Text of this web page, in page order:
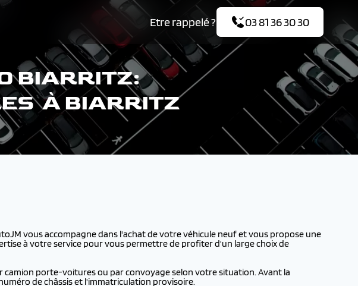
Etre rappelé ? 03 81 36 30 30
BIARRITZ:
À BIARRITZ
vous accompagne dans l'achat de votre véhicule neuf et vous propose une
à votre service pour vous permettre de profiter d'un large choix de
camion porte-voitures ou par convoyage selon votre situation. Avant la
de châssis et l'immatriculation provisoire.